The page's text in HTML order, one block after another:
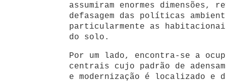
assumiram enormes dimensões,
defasagem das políticas
particularmente as
do solo.
Por um lado, encontra-se a
centrais cujo padrão de
e modernização é localizado e